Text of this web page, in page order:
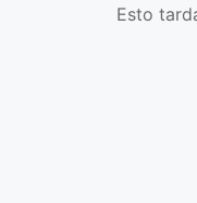
Esto